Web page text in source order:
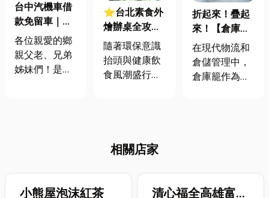
台中汽機車借
款免留車｜臨
時急用錢，愛
車還能繼續
開！幫你神救
各位親愛的鄉
親父老、兄弟
姊妹們！是不
來跟大家聊聊
超方便的「台
⭐台北素食外
燴辦桌全攻
略：從健康益
處到婚喪宴席
規劃，台北人
隨著環保意識
抬頭與健康飲
食風潮盛行，
續、愛護身體
然而當我們將
這份健康的個
折起來！疊起
來！【倉庫
籠】讓你的倉
庫空間活起
來！提升倉儲
在現代物流和
倉儲管理中，
倉庫籠作為一
間的利用率，
還能改善貨物
相關店家
小熊屋泡沫紅茶
清心福全高雄富野